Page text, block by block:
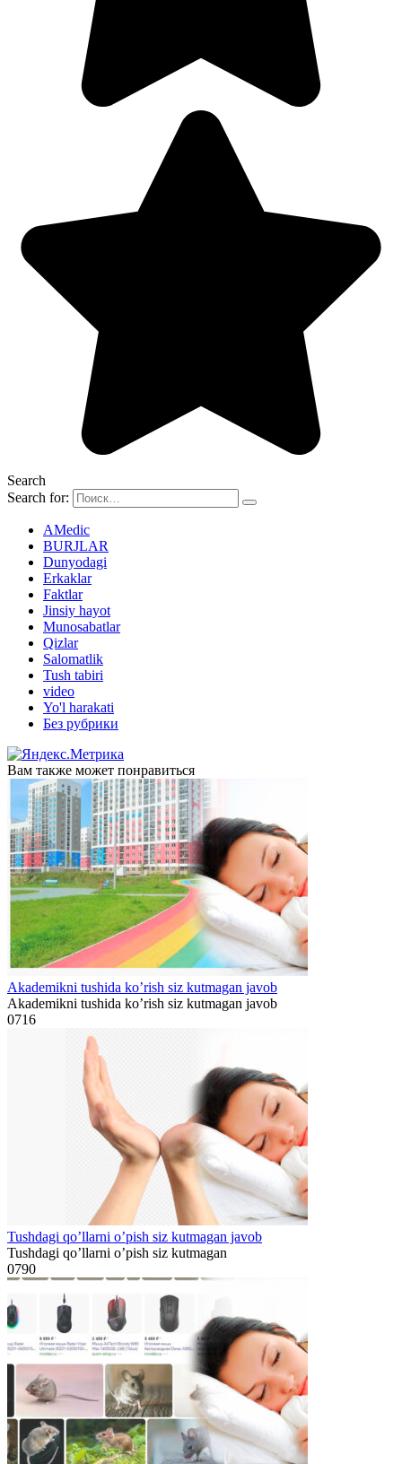
Search
Search for:
AMedic
BURJLAR
Dunyodagi
Erkaklar
Faktlar
Jinsiy hayot
Munosabatlar
Qizlar
Salomatlik
Tush tabiri
video
Yo'l harakati
Без рубрики
Вам также может понравиться
Akademikni tushida ko’rish siz kutmagan javob
Akademikni tushida ko’rish siz kutmagan javob
0716
Tushdagi qo’llarni o’pish siz kutmagan javob
Tushdagi qo’llarni o’pish siz kutmagan
0790